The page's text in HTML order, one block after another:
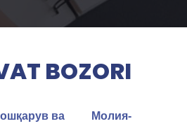
BOZORI
ва
Молия-